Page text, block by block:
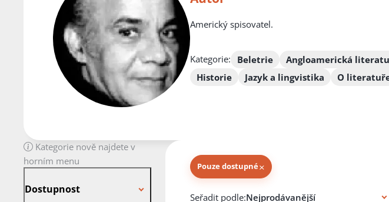
Americký spisovatel.
Kategorie: Beletrie Angloamerická
Historie
Jazyk a lingvistika O
Kategorie nově najdete v
horním menu
Dostupnost
Pouze dostupné×
Knihy autora
Seřadit podle: